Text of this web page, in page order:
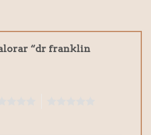
“dr franklin